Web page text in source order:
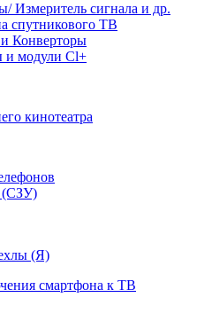
Измеритель сигнала и др.
спутникового ТВ
Конверторы
и модули Cl+
кинотеатра
(СЗУ)
(Я)
смартфона к ТВ